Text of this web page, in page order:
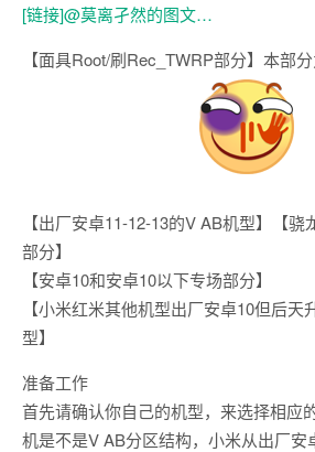
[链接]@莫离孑然的图文…
【面具Root/刷Rec_TWRP部分】本部
【出厂安卓11-12-13的V AB机型】【
部分】
【安卓10和安卓10以下专场部分】
【小米红米其他机型出厂安卓10但后天
型】
准备工作
首先请确认你自己的机型，来选择相应
机是不是V AB分区结构，小米从出厂安